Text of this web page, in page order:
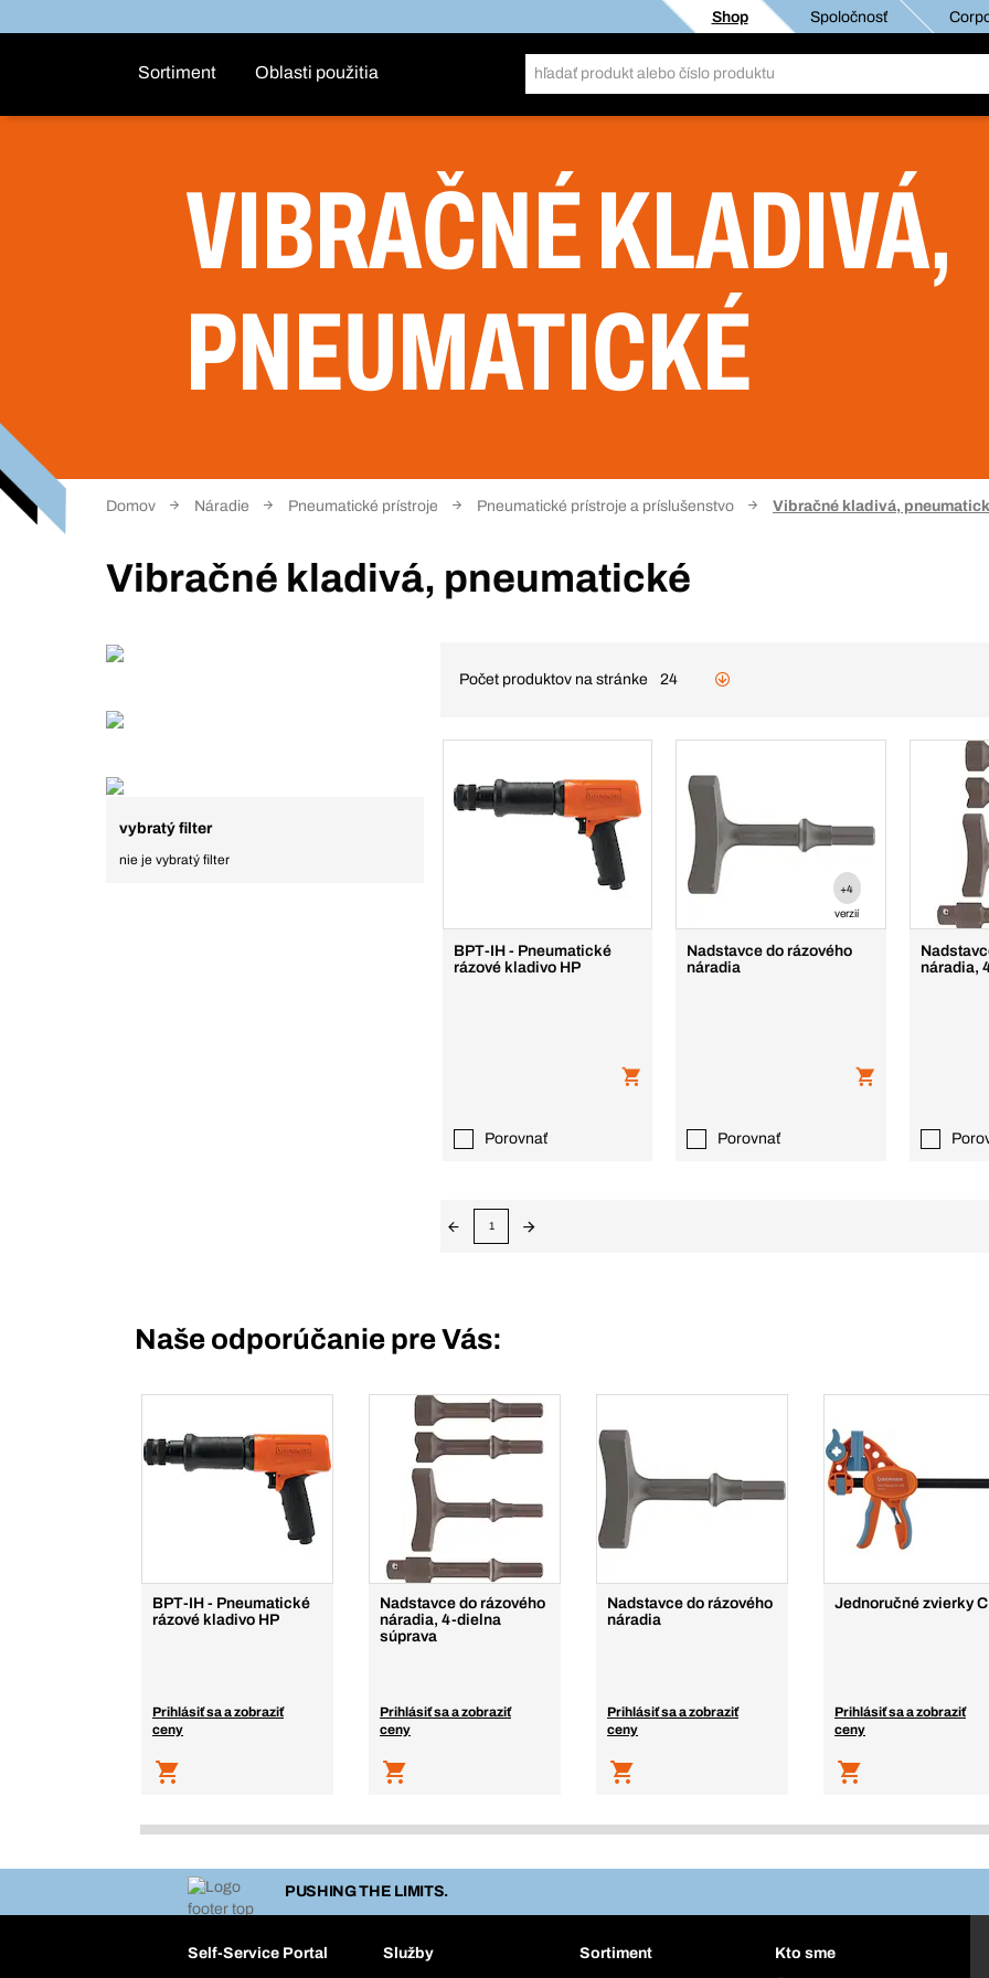
Shop Spoločnosť
Sortiment Oblasti použitia
VIBRAČNÉ KLADIVÁ,
PNEUMATICKÉ
Domov Náradie Pneumatické prístroje Pneumatické prístroje a príslušenstvo Vibračné kladivá,
Vibračné kladivá, pneumatické
vybratý filter
nie je vybratý filter
Počet produktov na stránke 24
BPT-IH - Pneumatické
rázové kladivo HP
Porovnať
+4
verzií
Nadstavce do rázového
náradia
Porovnať
náradia,
1
Naše odporúčanie pre Vás:
BPT-IH - Pneumatické
rázové kladivo HP
Prihlásiť sa a zobraziť
ceny
Nadstavce do rázového
náradia, 4-dielna
súprava
Prihlásiť sa a zobraziť
ceny
Nadstavce do rázového
náradia
Prihlásiť sa a zobraziť
ceny
Jednoručné zvierky
Prihlásiť sa a zobraziť
ceny
PUSHING THE LIMITS.
Self-Service Portal Služby Sortiment Kto sme